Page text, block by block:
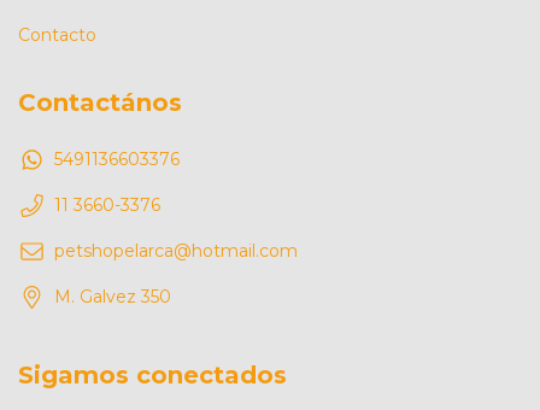
Contacto
Contactános
5491136603376
11 3660-3376
petshopelarca@hotmail.com
M. Galvez 350
Sigamos conectados